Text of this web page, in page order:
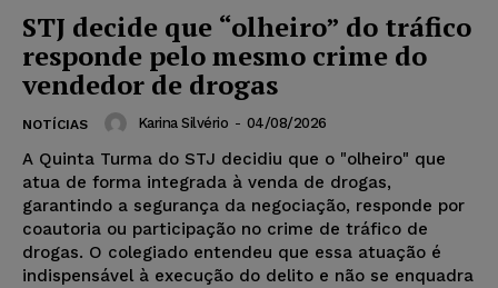
STJ decide que “olheiro” do tráfico
responde pelo mesmo crime do
vendedor de drogas
NOTÍCIAS Karina Silvério - 04/08/2026
A Quinta Turma do STJ decidiu que o "olheiro" que
atua de forma integrada à venda de drogas,
garantindo a segurança da negociação, responde por
coautoria ou participação no crime de tráfico de
drogas. O colegiado entendeu que essa atuação é
indispensável à execução do delito e não se enquadra